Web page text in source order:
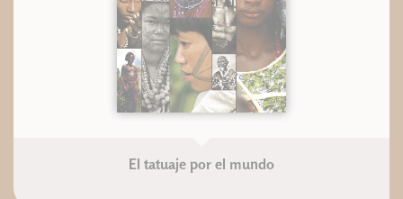
El tatuaje por el mundo